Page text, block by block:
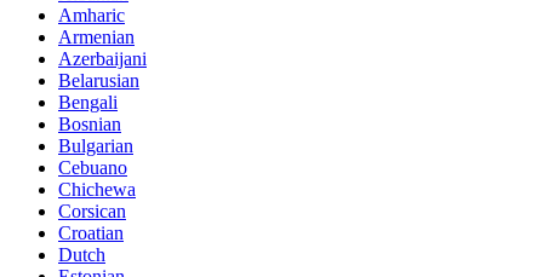
Amharic
Armenian
Azerbaijani
Belarusian
Bengali
Bosnian
Bulgarian
Cebuano
Chichewa
Corsican
Croatian
Dutch